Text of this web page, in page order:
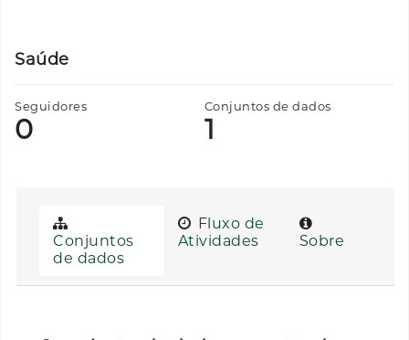
Saúde
Seguidores
0
Conjuntos de dados
1
Conjuntos
de dados
Fluxo de
Atividades
Sobre